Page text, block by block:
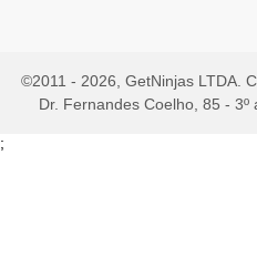
©2011 - 2026, GetNinjas LTDA.
Dr. Fernandes Coelho, 85 -
;